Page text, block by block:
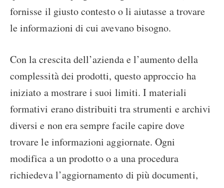
fornisse il giusto contesto o li aiutasse a trovare
le informazioni di cui avevano bisogno.
Con la crescita dell’azienda e l’aumento della
complessità dei prodotti, questo approccio ha
iniziato a mostrare i suoi limiti. I materiali
formativi erano distribuiti tra strumenti e archivi
diversi e non era sempre facile capire dove
trovare le informazioni aggiornate. Ogni
modifica a un prodotto o a una procedura
richiedeva l’aggiornamento di più documenti,